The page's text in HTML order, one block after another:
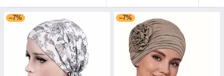
Зимові іграшки для вулиці
Повітряні змії
–7% –7%